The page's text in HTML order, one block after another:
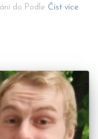
do Podle Číst více